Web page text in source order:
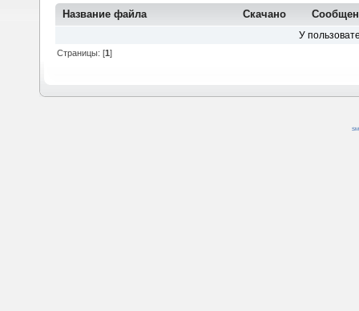
Название файла Скачано
У
Страницы: [1]